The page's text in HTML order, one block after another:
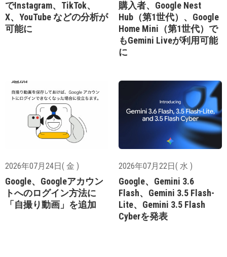
でInstagram、TikTok、
X、YouTube などの分析が
可能に
購入者、Google Nest
Hub（第1世代）、Google
Home Mini（第1世代）で
もGemini Liveが利用可能
に
2026年07月24日( 金 )
Google、Googleアカウン
トへのログイン方法に
「自撮り動画」を追加
2026年07月22日( 水 )
Google、Gemini 3.6
Flash、Gemini 3.5 Flash-
Lite、Gemini 3.5 Flash
Cyberを発表